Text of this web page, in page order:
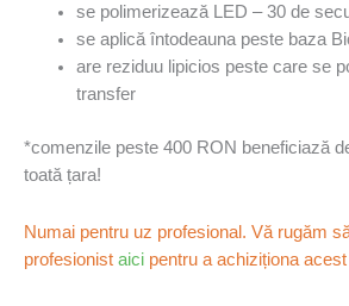
se polimerizează LED – 30 de
se aplică întodeauna peste baza
are reziduu lipicios peste care se
transfer
*comenzile peste 400 RON beneficiază
toată țara!
Numai pentru uz profesional. Vă rugăm
profesionist aici pentru a achiziționa